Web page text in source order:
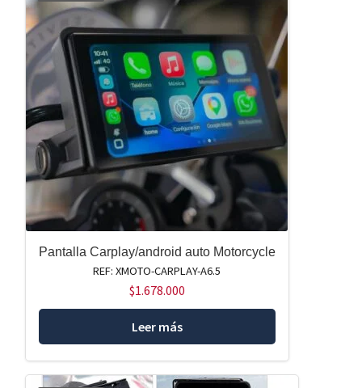
Pantalla Carplay/android auto Motorcycle
REF: XMOTO-CARPLAY-A6.5
$1.678.000
Leer más